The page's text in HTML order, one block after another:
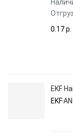
0.17 p.
EKF
EKF